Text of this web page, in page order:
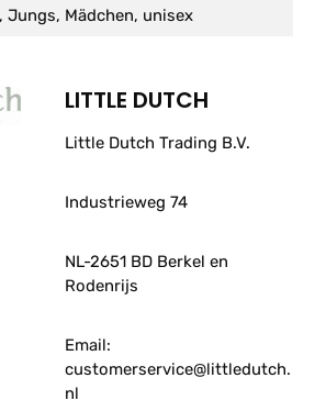
Jungs, Mädchen, unisex
LITTLE DUTCH
Little Dutch Trading B.V.
Industrieweg 74
NL-2651 BD Berkel en
Rodenrijs
Email:
customerservice@littledutch.
nl